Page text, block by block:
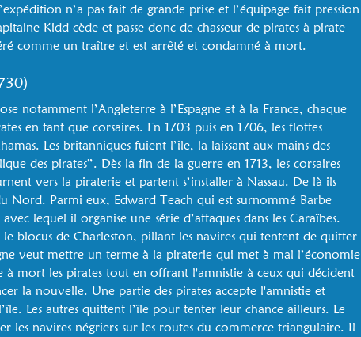
n’a pas fait de grande prise et l’équipage fait pression
Kidd cède et passe donc de chasseur de pirates à pirate
comme un traître et est arrêté et condamné à mort.
notamment l’Angleterre à l’Espagne et à la France, chaque
en tant que corsaires. En 1703 puis en 1706, les flottes
Les britanniques fuient l’île, la laissant aux mains des
des pirates”. Dès la fin de la guerre en 1713, les corsaires
vers la piraterie et partent s’installer à Nassau. De là ils
Nord. Parmi eux, Edward Teach qui est surnommé Barbe
lequel il organise une série d’attaques dans les Caraïbes.
blocus de Charleston, pillant les navires qui tentent de quitter
veut mettre un terme à la piraterie qui met à mal l’économie
mort les pirates tout en offrant l'amnistie à ceux qui décident
la nouvelle. Une partie des pirates accepte l'amnistie et
Les autres quittent l’île pour tenter leur chance ailleurs. Le
les navires négriers sur les routes du commerce triangulaire. Il